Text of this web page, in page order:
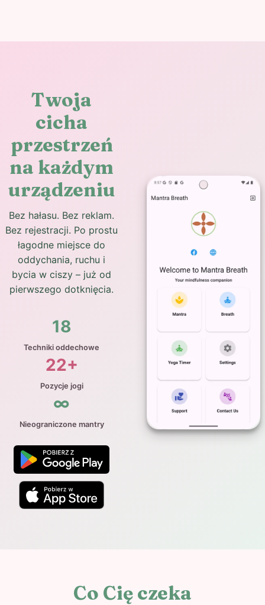
Twoja
cicha
przestrzeń
na każdym
urządzeniu
Bez hałasu. Bez reklam.
Bez rejestracji. Po prostu
łagodne miejsce do
oddychania, ruchu i
bycia w ciszy – już od
pierwszego dotknięcia.
18
Techniki oddechowe
22+
Pozycje jogi
∞
Nieograniczone mantry
Co Cię czeka